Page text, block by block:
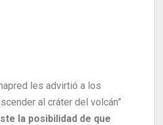
les advirtió a los
al cráter del volcán”
la posibilidad de que